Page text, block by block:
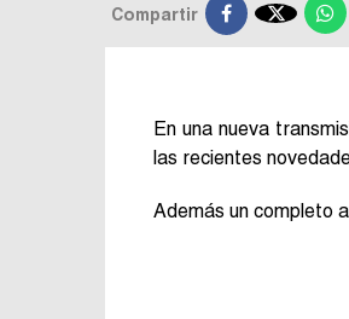
Compartir 
En una nueva
las recientes
Además un completo